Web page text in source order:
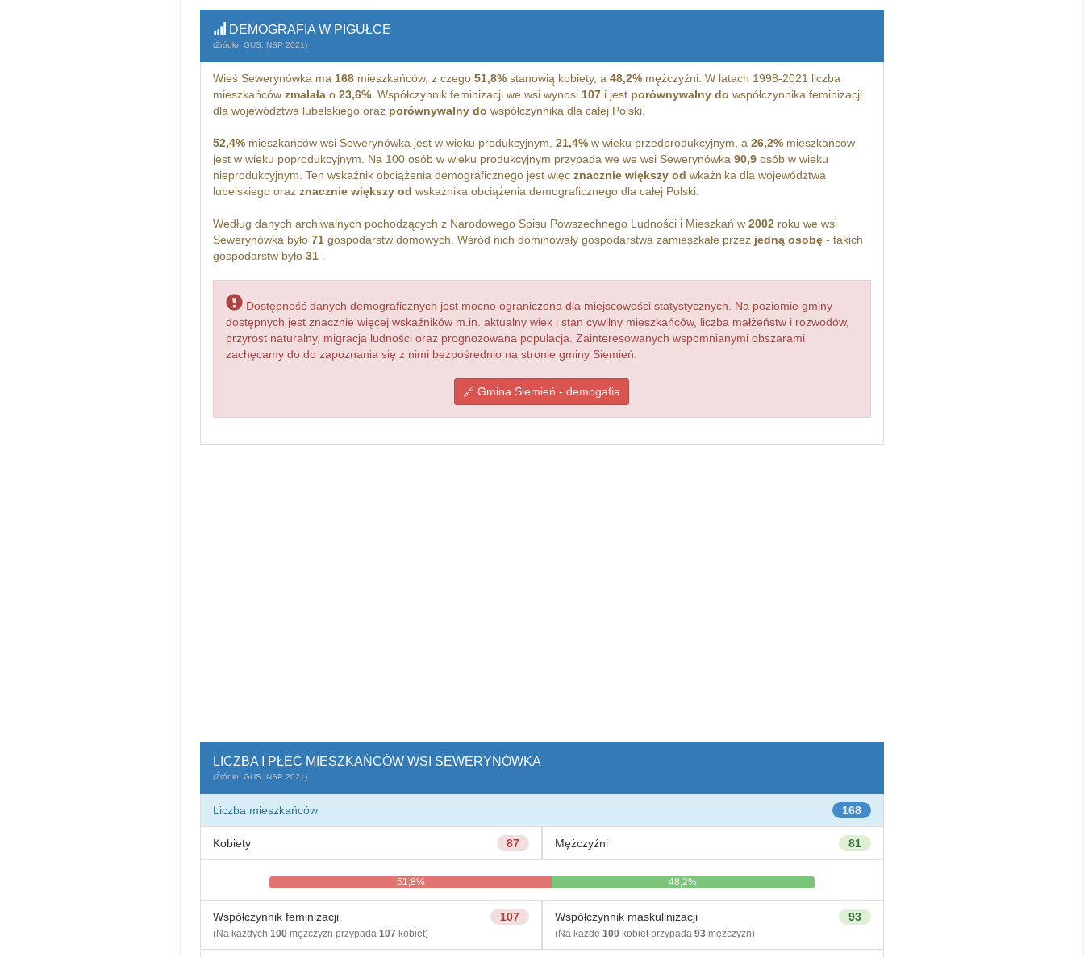
DEMOGRAFIA W PIGUŁCE
(Źródło: GUS, NSP 2021)
Wieś Sewerynówka ma 168mieszkańców, z czego 51,8%stanowią kobiety, a 48,2%mężczyźni. W latach 1998-2021 liczba
mieszkańców zmalałao 23,6%. Współczynnik feminizacji we wsi wynosi 107i jest porównywalny do współczynnika feminizacji
dla województwa lubelskiego oraz porównywalny do współczynnika dla całej Polski.
52,4%mieszkańców wsi Sewerynówka jest w wieku produkcyjnym, 21,4%w wieku przedprodukcyjnym, a 26,2%mieszkańców
jest w wieku poprodukcyjnym. Na 100 osób w wieku produkcyjnym przypada we we wsi Sewerynówka 90,9osób w wieku
nieprodukcyjnym. Ten wskaźnik obciążenia demograficznego jest więc znacznie większy od wkażnika dla województwa
lubelskiego oraz znacznie większy od wskażnika obciążenia demograficznego dla całej Polski.
Według danych archiwalnych pochodzących z Narodowego Spisu Powszechnego Ludności i Mieszkań w 2002roku we wsi
Sewerynówka było 71gospodarstw domowych. Wśród nich dominowały gospodarstwa zamieszkałe przez jedną osobę- takich
gospodarstw było 31.
Dostępność danych demograficznych jest mocno ograniczona dla miejscowości statystycznych. Na poziomie gminy
dostępnych jest znacznie więcej wskaźników m.in. aktualny wiek i stan cywilny mieszkańców, liczba małżeństw i rozwodów,
przyrost naturalny, migracja ludności oraz prognozowana populacja. Zainteresowanych wspomnianymi obszarami
zachęcamy do do zapoznania się z nimi bezpośrednio na stronie gminy Siemień.
Gmina Siemień - demogafia
LICZBA I PŁEĆ MIESZKAŃCÓW WSI SEWERYNÓWKA
(Źródło: GUS, NSP 2021)
168
Liczba mieszkańców
87
Kobiety 81
Mężczyźni
51,8% 48,2%
107
Współczynnik feminizacji
(Na każdych 100mężczyzn przypada 107 kobiet)
93
Współczynnik maskulinizacji
(Na każde 100kobiet przypada 93mężczyzn)